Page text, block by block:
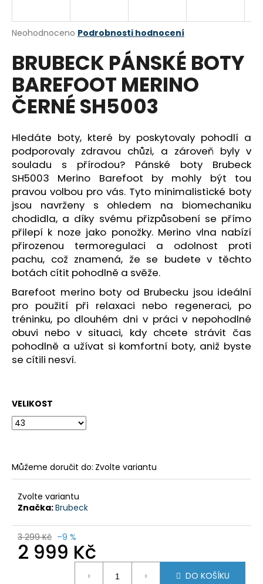
Průměrné
produktu
je
0,0
5
hvězdiček.
Neohodnoceno Podrobnosti hodnocení
BRUBECK PÁNSKÉ BOTY
BAREFOOT MERINO
ČERNÉ SH5003
Hledáte boty, které by poskytovaly pohodlí a
podporovaly zdravou chůzi, a zároveň byly v
souladu s přírodou? Pánské boty Brubeck
SH5003 Merino Barefoot by mohly být tou
pravou volbou pro vás. Tyto minimalistické boty
jsou navrženy s ohledem na biomechaniku
chodidla, a díky svému přizpůsobení se přímo
přilepí k noze jako ponožky. Merino vlna nabízí
přirozenou termoregulaci a odolnost proti
pachu, což znamená, že se budete v těchto
botách cítit pohodlně a svěže.
Barefoot merino boty od Brubecku jsou ideální
pro použití při relaxaci nebo regeneraci, po
tréninku, po dlouhém dni v práci v nepohodlné
obuvi nebo v situaci, kdy chcete strávit čas
pohodlně a užívat si komfortní boty, aniž byste
se cítili nesví.
VELIKOST
Můžeme doručit do: Zvolte variantu
Zvolte variantu
Značka:Brubeck
3 299 Kč –9 %
2 999 Kč
DO KOŠÍKU
j
t
?
HLEDAT
D
o
p
o
r
u
č
u
j
e
m
e
DÁMSKÁ
600522
SMOKE
629
990
Kč